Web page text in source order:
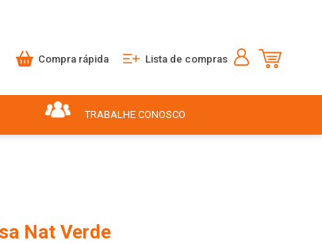
Compra rápida Lista de compras
TRABALHE CONOSCO
Nat Verde